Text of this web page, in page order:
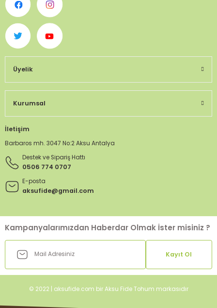
Üyelik
Kurumsal
İletişim
Barbaros mh. 3047 No:2 Aksu Antalya
Destek ve Sipariş Hattı
0506 774 0707
E-posta
aksufide@gmail.com
Kampanyalarımızdan Haberdar Olmak İster misiniz ?
Kayıt Ol
© 2022 | aksufide.com bir Aksu Fide Tohum markasıdır